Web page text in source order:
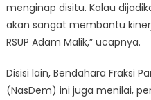
menginap disitu. Kalau
akan sangat membantu
RSUP Adam Malik,” ucapnya.
Disisi lain, Bendahara Fraksi
(NasDem) ini juga menilai,